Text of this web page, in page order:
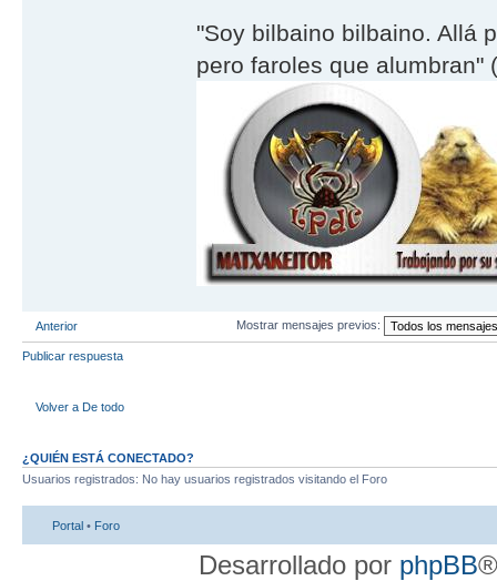
"Soy bilbaino bilbaino. Allá
pero faroles que alumbran"
Anterior Mostrar mensajes previos:
Publicar respuesta
Volver a De todo
¿QUIÉN ESTÁ CONECTADO?
Usuarios registrados: No hay usuarios registrados visitando el Foro
Portal • Foro
Desarrollado por phpBB